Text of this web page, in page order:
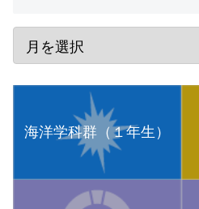
海洋学科群（１年生）